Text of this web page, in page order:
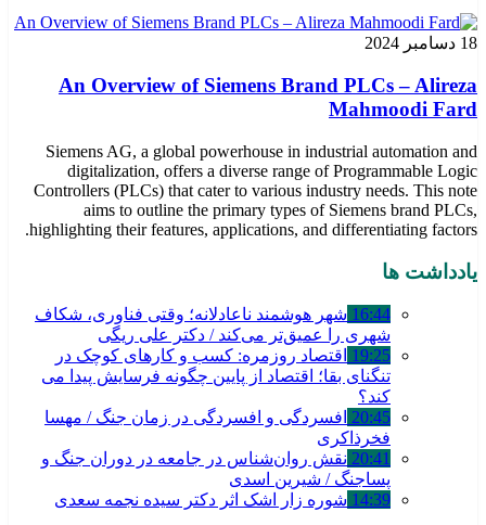
18 دسامبر 2024
An Overview of Siemens Brand PLCs – Alireza
Mahmoodi Fard
Siemens AG, a global powerhouse in industrial automation and
digitalization, offers a diverse range of Programmable Logic
Controllers (PLCs) that cater to various industry needs. This note
aims to outline the primary types of Siemens brand PLCs,
highlighting their features, applications, and differentiating factors.
یادداشت ها
16:44 شهر هوشمند ناعادلانه؛ وقتی فناوری، شکاف
شهری را عمیق‌تر می‌کند / دکتر علی ریگی
19:25 اقتصاد روزمره: کسب‌ و کارهای کوچک در
تنگنای بقا؛ اقتصاد از پایین چگونه فرسایش پیدا می
کند؟
20:45 افسردگی و افسردگی در زمان جنگ / مهسا
فخرذاکری
20:41 نقش روان‌شناس در جامعه در دوران جنگ و
پساجنگ / شیرین اسدی
14:39 شوره زار اشک اثر دکتر سیده نجمه سعدی